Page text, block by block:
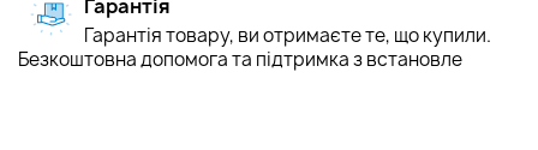
Гарантія
Гарантія товару, ви отримаєте те, що купили.
Безкоштовна допомога та підтримка з встановле